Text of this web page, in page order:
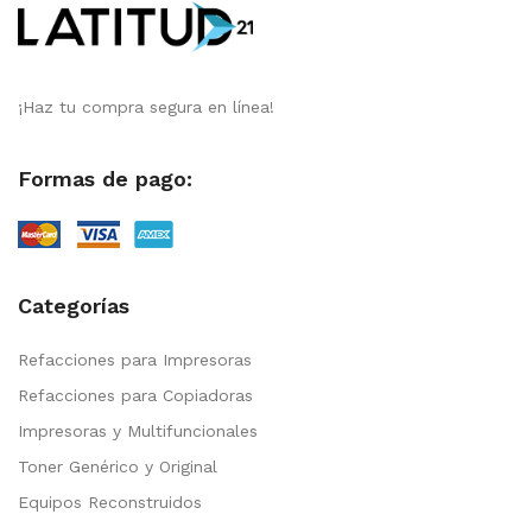
¡Haz tu compra segura en línea!
Formas de pago:
Categorías
Refacciones para Impresoras
Refacciones para Copiadoras
Impresoras y Multifuncionales
Toner Genérico y Original
Equipos Reconstruidos